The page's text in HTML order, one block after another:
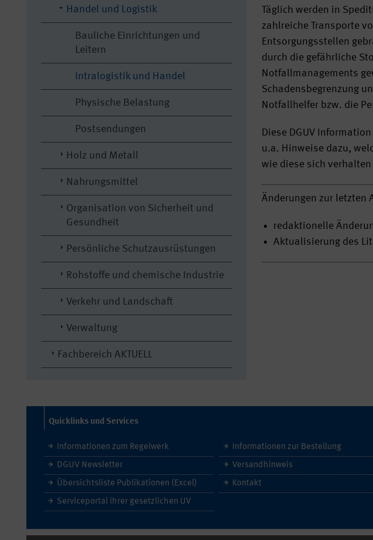
Handel und Logistik
Bauliche Einrichtungen und
Leitern
Intralogistik und Handel
Physische Belastung
Postsendungen
Holz und Metall
Nahrungsmittel
Organisation von Sicherheit und
Gesundheit
Persönliche Schutzausrüstungen
Rohstoffe und chemische Industrie
Verkehr und Landschaft
Verwaltung
Fachbereich AKTUELL
Täglich werden in
zahlreiche Transporte
Entsorgungsstellen
durch die gefährliche
Notfallmanagements
Schadensbegrenzung
Notfallhelfer bzw. die
Diese DGUV
u.a. Hinweise dazu,
wie diese sich
Änderungen zur letzten
redaktionelle
Aktualisierung des
Quicklinks und Services
Informationen zum Regelwerk
DGUV Newsletter
Übersichtsliste Publikationen (Excel)
Serviceportal ihrer gesetzlichen UV
Informationen zur Bestellung
Versandhinweis
Kontakt